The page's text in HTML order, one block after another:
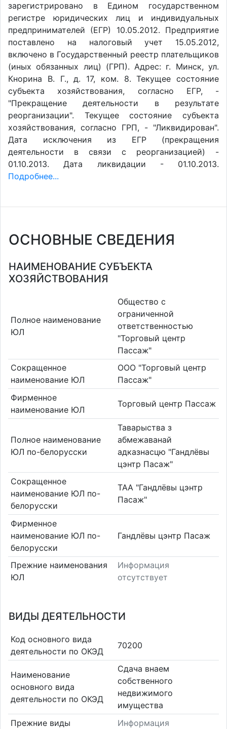
зарегистрировано в Едином государственном
регистре юридических лиц и индивидуальных
предпринимателей (ЕГР) 10.05.2012. Предприятие
поставлено на налоговый учет 15.05.2012,
включено в Государственный реестр плательщиков
(иных обязанных лиц) (ГРП). Адрес: г. Минск, ул.
Кнорина В. Г., д. 17, ком. 8. Текущее состояние
субъекта хозяйствования, согласно ЕГР, -
"Прекращение деятельности в результате
реорганизации". Текущее состояние субъекта
хозяйствования, согласно ГРП, - "Ликвидирован".
Дата исключения из ЕГР (прекращения
деятельности в связи с реорганизацией) -
01.10.2013. Дата ликвидации - 01.10.2013.
Подробнее...
ОСНОВНЫЕ СВЕДЕНИЯ
НАИМЕНОВАНИЕ СУБЪЕКТА
ХОЗЯЙСТВОВАНИЯ
Полное наименование
ЮЛ
Общество с
ограниченной
ответственностью
"Торговый центр
Пассаж"
Сокращенное
наименование ЮЛ
ООО "Торговый центр
Пассаж"
Фирменное
наименование ЮЛ
Торговый центр Пассаж
Полное наименование
ЮЛ по-белорусски
Таварыства з
абмежаванай
адказнасцю "Гандлёвы
цэнтр Пасаж"
Сокращенное
наименование ЮЛ по-
белорусски
ТАА "Гандлёвы цэнтр
Пасаж"
Фирменное
наименование ЮЛ по-
белорусски
Гандлёвы цэнтр Пасаж
Прежние наименования
ЮЛ
Информация
отсутствует
ВИДЫ ДЕЯТЕЛЬНОСТИ
Код основного вида
деятельности по ОКЭД
70200
Наименование
основного вида
деятельности по ОКЭД
Сдача внаем
собственного
недвижимого
имущества
Прежние виды
Информация